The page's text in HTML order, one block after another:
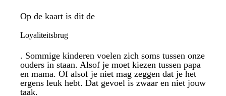
Op de kaart is dit de
Loyaliteitsbrug
. Sommige kinderen voelen zich soms tussen onze
ouders in staan. Alsof je moet kiezen tussen papa
en mama. Of alsof je niet mag zeggen dat je het
ergens leuk hebt. Dat gevoel is zwaar en niet jouw
taak.